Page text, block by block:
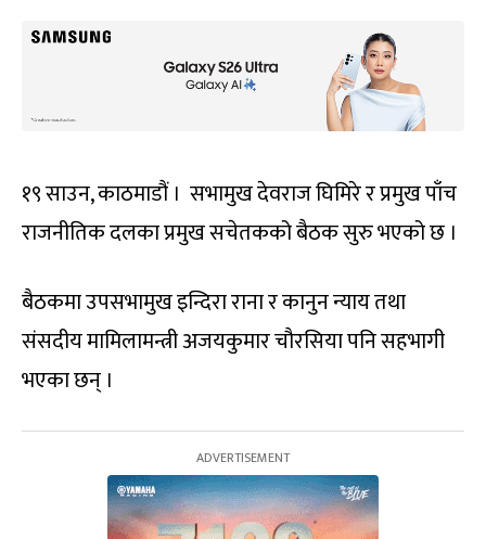
१९ साउन, काठमाडौं । सभामुख देवराज घिमिरे र प्रमुख पाँच
राजनीतिक दलका प्रमुख सचेतकको बैठक सुरु भएको छ ।
बैठकमा उपसभामुख इन्दिरा राना र कानुन न्याय तथा
संसदीय मामिलामन्त्री अजयकुमार चौरसिया पनि सहभागी
भएका छन् ।